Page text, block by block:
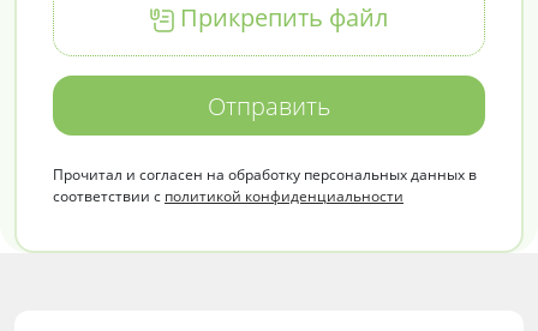
Прикрепить файл
Отправить
Прочитал и согласен на обработку персональных данных в
соответствии с политикой конфиденциальности